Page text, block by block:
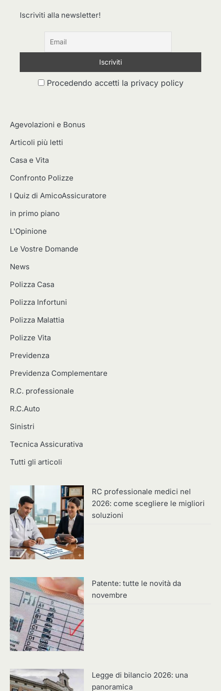
Iscriviti alla newsletter!
Procedendo accetti la privacy policy
Agevolazioni e Bonus
Articoli più letti
Casa e Vita
Confronto Polizze
I Quiz di AmicoAssicuratore
in primo piano
L'Opinione
Le Vostre Domande
News
Polizza Casa
Polizza Infortuni
Polizza Malattia
Polizze Vita
Previdenza
Previdenza Complementare
R.C. professionale
R.C.Auto
Sinistri
Tecnica Assicurativa
Tutti gli articoli
RC professionale medici nel
2026: come scegliere le migliori
soluzioni
Patente: tutte le novità da
novembre
Legge di bilancio 2026: una
panoramica